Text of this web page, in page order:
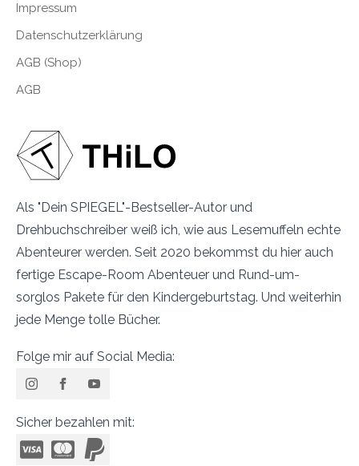
Als "Dein SPIEGEL"-Bestseller-Autor und
Drehbuchschreiber weiß ich, wie aus Lesemuffeln echte
Abenteurer werden. Seit 2020 bekommst du hier auch
fertige Escape-Room Abenteuer und Rund-um-
sorglos Pakete für den Kindergeburtstag. Und weiterhin
jede Menge tolle Bücher.
Folge mir auf Social Media:
Sicher bezahlen mit:
Impressum
Datenschutzerklärung
AGB (Shop)
AGB